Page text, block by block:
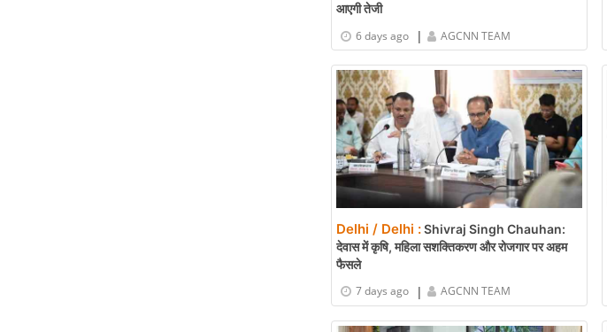
आएगी तेजी
6 days ago
| AGCNN TEAM
Delhi / Delhi :Shivraj Singh Chauhan:
देवास में कृषि, महिला सशक्तिकरण और रोजगार पर अहम
फैसले
7 days ago
| AGCNN TEAM